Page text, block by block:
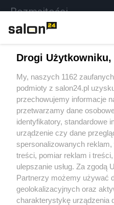
Rozmaitości
Sport
Społeczeństwo
Kultura
X Facebook
Drogi Użytkowniku,
My, naszych 1162
podmioty z salon24.pl
przechowujemy informacje
przetwarzamy dane
identyfikatory, standardowe
urządzenie czy dane
spersonalizowanych
treści, pomiar reklam i
ulepszanie usług. Za zgodą
Partnerzy możemy używać
geolokalizacyjnych oraz
charakterystykę urządzenia